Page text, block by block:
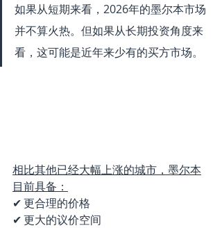
如果从短期来看，2026年的墨尔本市场
并不算火热。但如果从长期投资角度来
看，这可能是近年来少有的买方市场。
相比其他已经大幅上涨的城市，墨尔本
目前具备：
✔ 更合理的价格
✔ 更大的议价空间